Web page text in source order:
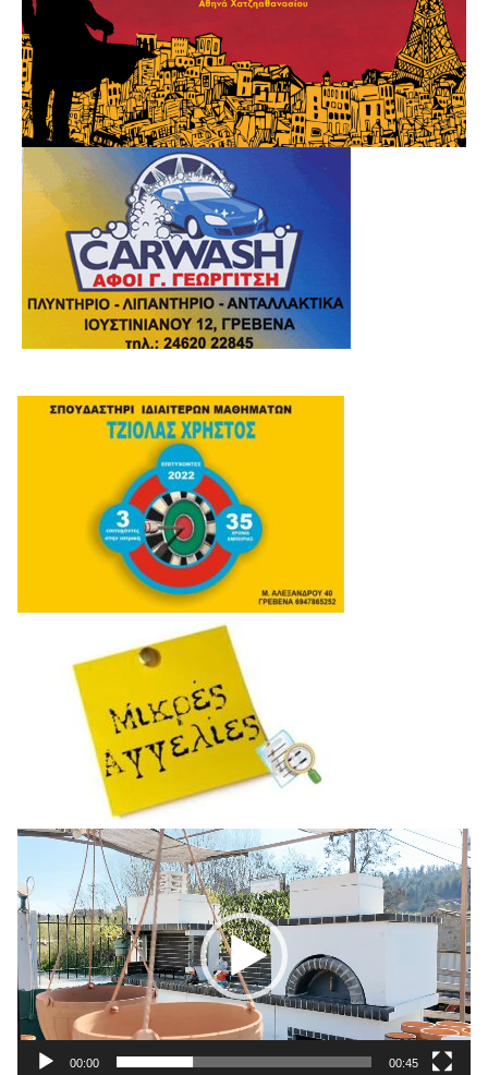
Πρόγραμμα
Αναπαραγωγής
Βίντεο
00:00 00:45